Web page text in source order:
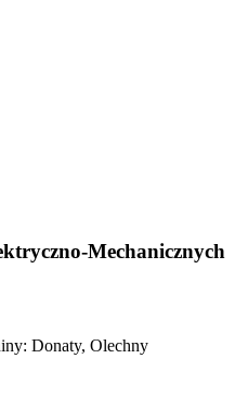
Mechanicznych
Donaty, Olechny